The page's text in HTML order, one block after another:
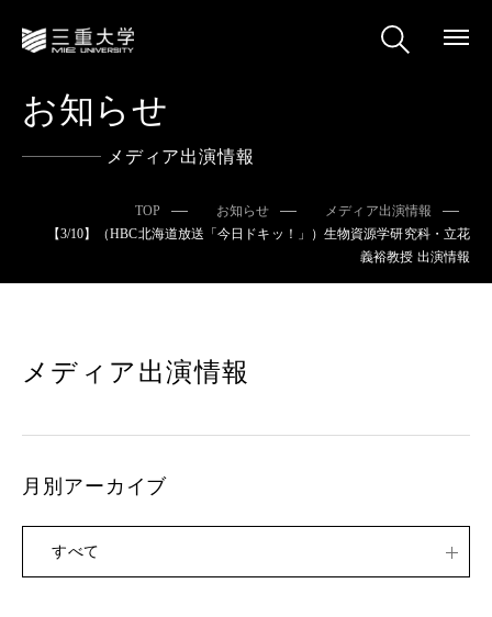
お知らせ
メディア出演情報
TOP お知らせ
メディア出演情報
【3/10】（HBC北海道放送「今日ドキッ！」）生物資源学研究科・立花
義裕教授 出演情報
メディア出演情報
月別アーカイブ
すべて